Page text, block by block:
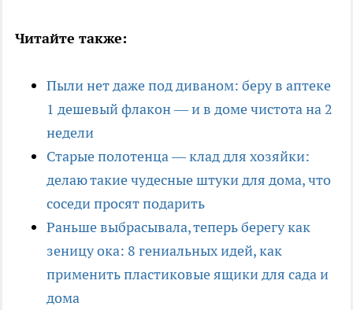
Читайте также:
Пыли нет даже под диваном: беру в аптеке
1 дешевый флакон — и в доме чистота на 2
недели
Старые полотенца — клад для хозяйки:
делаю такие чудесные штуки для дома, что
соседи просят подарить
Раньше выбрасывала, теперь берегу как
зеницу ока: 8 гениальных идей, как
применить пластиковые ящики для сада и
дома